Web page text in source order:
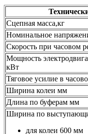
Сцепная масса,кг
Номинальное
Скорость при часовом
Мощность
кВт
Тяговое усилие в
Ширина колеи мм
Длина по буферам мм
Ширина по
для колеи 600 мм